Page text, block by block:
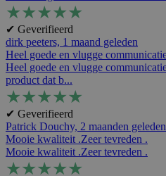
★★★★★
✔ Geverifieerd
dirk peeters, 1 maand geleden
Heel goede en vlugge
Heel goede en vlugge
product dat b...
★★★★★
✔ Geverifieerd
Patrick Douchy, 2 maanden geleden
Mooie kwaliteit .Zeer tevreden .
Mooie kwaliteit .Zeer tevreden .
★★★★★